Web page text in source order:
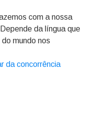
com a nossa
da língua que
mundo nos